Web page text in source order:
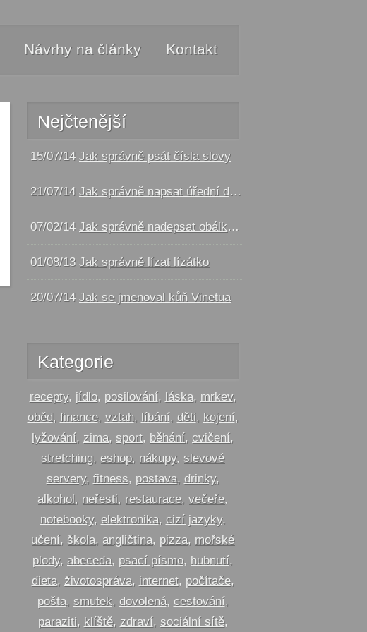
Návrhy na články Kontakt
Nejčtenější
15/07/14 Jak správně psát čísla slovy
21/07/14 Jak správně napsat úřední dopis - vzor
07/02/14 Jak správně nadepsat obálku a balík
01/08/13 Jak správně lízat lízátko
20/07/14 Jak se jmenoval kůň Vinetua
Kategorie
recepty, jídlo, posilování, láska, mrkev,
oběd, finance, vztah, líbání, děti, kojení,
lyžování, zima, sport, běhání, cvičení,
stretching, eshop, nákupy, slevové
servery, fitness, postava, drinky,
alkohol, neřesti, restaurace, večeře,
notebooky, elektronika, cizí jazyky,
učení, škola, angličtina, pizza, mořské
plody, abeceda, psací písmo, hubnutí,
dieta, životospráva, internet, počítače,
pošta, smutek, dovolená, cestování,
paraziti, klíště, zdraví, sociální sítě,